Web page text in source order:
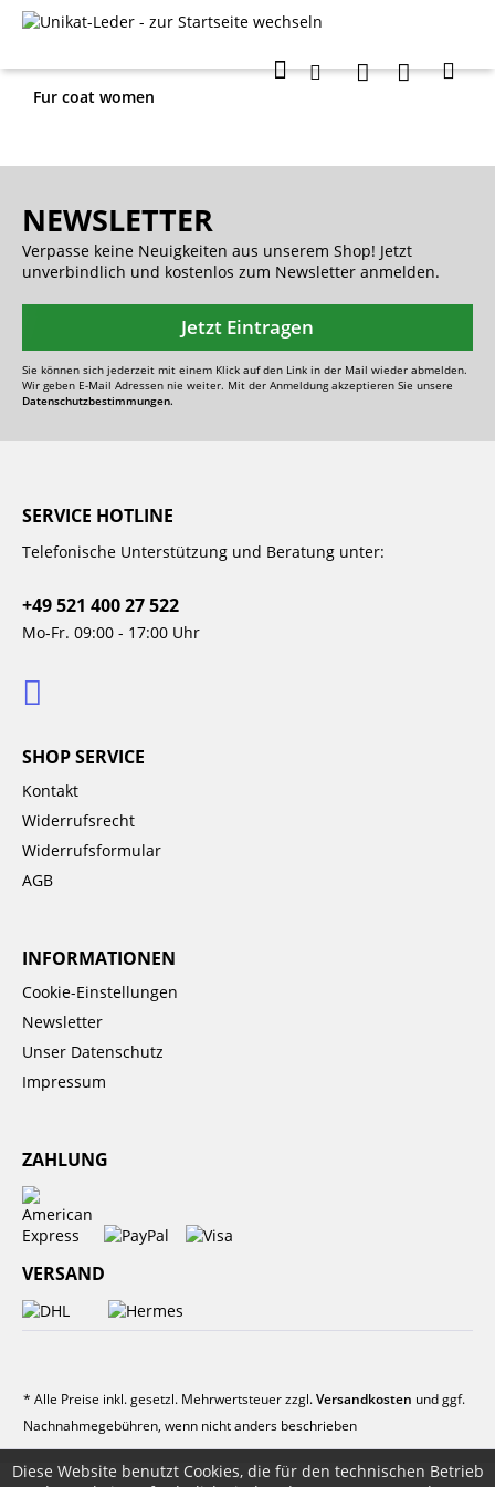
Fur coat women
NEWSLETTER
Verpasse keine Neuigkeiten aus unserem Shop! Jetzt
unverbindlich und kostenlos zum Newsletter anmelden.
Jetzt Eintragen
Sie können sich jederzeit mit einem Klick auf den Link in der Mail wieder abmelden.
Wir geben E-Mail Adressen nie weiter. Mit der Anmeldung akzeptieren Sie unsere
Datenschutzbestimmungen.
SERVICE HOTLINE
Telefonische Unterstützung und Beratung unter:
+49 521 400 27 522
Mo-Fr. 09:00 - 17:00 Uhr
SHOP SERVICE
Kontakt
Widerrufsrecht
Widerrufsformular
AGB
INFORMATIONEN
Cookie-Einstellungen
Newsletter
Unser Datenschutz
Impressum
ZAHLUNG
VERSAND
* Alle Preise inkl. gesetzl. Mehrwertsteuer zzgl.Versandkosten und ggf.
Nachnahmegebühren, wenn nicht anders beschrieben
Diese Website benutzt Cookies, die für den technischen Betrieb